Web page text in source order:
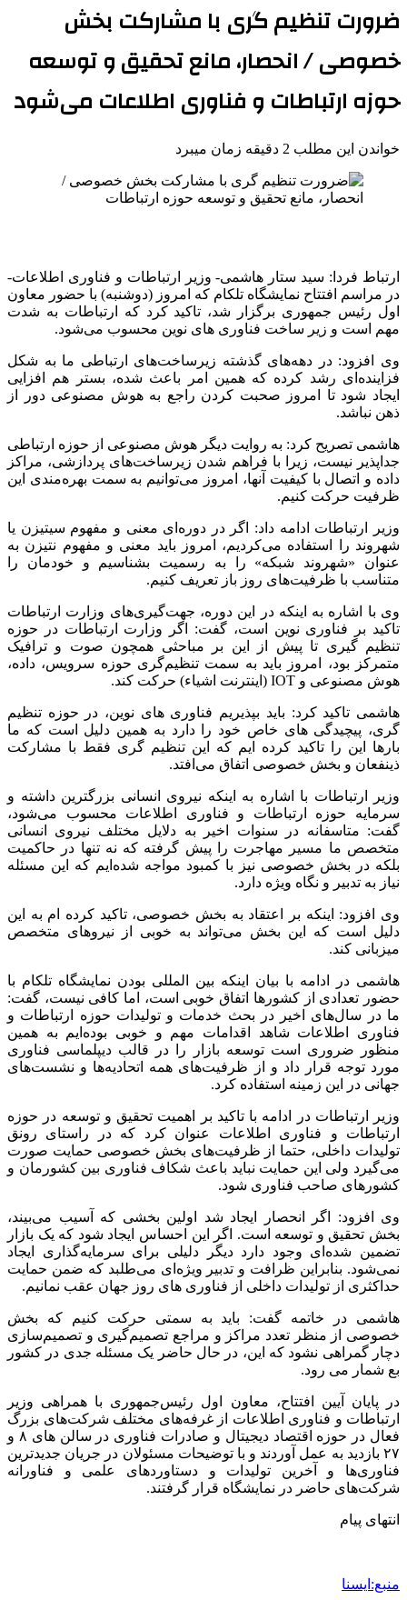
ضرورت تنظیم گری با مشارکت بخش
خصوصی ‌/ انحصار، مانع تحقیق و توسعه
حوزه ارتباطات و فناوری اطلاعات می‌شود
خواندن این مطلب 2 دقیقه زمان میبرد
ارتباط فردا: سید ستار هاشمی- وزیر ارتباطات و فناوری اطلاعات-
در مراسم افتتاح نمایشگاه تلکام که امروز (دوشنبه) با حضور معاون
اول رئیس جمهوری برگزار شد، تاکید کرد که ارتباطات به شدت
مهم است و زیر ساخت فناوری های نوین محسوب می‌شود.
وی افزود: در دهه‌های گذشته زیرساخت‌های ارتباطی ما به شکل
فزاینده‌ای رشد کرده که همین امر باعث شده، بستر هم افزایی
ایجاد شود تا امروز صحبت کردن راجع به هوش مصنوعی دور از
ذهن نباشد.
هاشمی تصریح کرد: به روایت دیگر هوش مصنوعی از حوزه ارتباطی
جداپذیر نیست، زیرا با فراهم شدن زیرساخت‌های پردازشی، مراکز
داده و اتصال با کیفیت آنها، امروز می‌توانیم به سمت بهره‌مندی این
ظرفیت حرکت کنیم.
وزیر ارتباطات ادامه داد: اگر در دوره‌ای معنی و مفهوم سیتیزن یا
شهروند را استفاده می‌کردیم، امروز باید معنی و مفهوم نتیزن به
عنوان «شهروند شبکه» را به رسمیت بشناسیم و خودمان را
متناسب با ظرفیت‌های روز باز تعریف کنیم.
وی با اشاره به اینکه در این دوره، جهت‌گیری‌های وزارت ارتباطات
تاکید بر فناوری نوین است، گفت: اگر وزارت ارتباطات در حوزه
تنظیم گیری تا پیش از این بر مباحثی همچون صوت و ترافیک
متمرکز بود، امروز باید به سمت تنظیم‌گری حوزه سرویس، داده،
هوش مصنوعی و IOT (اینترنت اشیاء) حرکت کند.
هاشمی تاکید کرد: باید بپذیریم فناوری های نوین، در حوزه تنظیم
گری، پیچیدگی های خاص خود را دارد به همین دلیل است که ما
بارها این را تاکید کرده ایم که این تنظیم گری فقط با مشارکت
ذینفعان و بخش خصوصی‌ اتفاق می‌افتد.
وزیر ارتباطات با اشاره به اینکه نیروی انسانی بزرگترین داشته و
سرمایه حوزه ارتباطات و فناوری اطلاعات محسوب می‌شود،
گفت: متاسفانه در سنوات اخیر به دلایل مختلف نیروی انسانی
متخصص ما مسیر مهاجرت را پیش گرفته که نه تنها در حاکمیت
بلکه در بخش خصوصی نیز با کمبود مواجه شده‌ایم که این مسئله
نیاز به تدبیر و نگاه ویژه دارد.
وی افزود: اینکه بر اعتقاد به بخش خصوصی، تاکید کرده ام به این
دلیل است که این بخش می‌تواند به خوبی از نیروهای متخصص
میزبانی کند.
هاشمی در ادامه با بیان اینکه بین المللی بودن نمایشگاه تلکام با
حضور تعدادی از کشورها اتفاق خوبی است، اما کافی نیست، گفت:
ما در سال‌های اخیر در بحث خدمات و تولیدات حوزه ارتباطات و
فناوری اطلاعات شاهد اقدامات مهم و خوبی بوده‌ایم به همین
منظور ضروری است توسعه بازار را در قالب دیپلماسی فناوری
مورد توجه قرار داد و از ظرفیت‌های همه اتحادیه‌ها و نشست‌های
جهانی در این زمینه استفاده کرد.
وزیر ارتباطات در ادامه با تاکید بر اهمیت تحقیق و توسعه در حوزه
ارتباطات و فناوری اطلاعات عنوان کرد که در راستای رونق
تولیدات داخلی، حتما از ظرفیت‌های بخش خصوصی حمایت صورت
می‌گیرد ولی این حمایت نباید باعث شکاف فناوری بین کشورمان و
کشورهای صاحب فناوری شود.
وی افزود: اگر انحصار ایجاد شد اولین بخشی که آسیب می‌بیند،
بخش تحقیق و توسعه است. اگر این احساس ایجاد شود که یک بازار
تضمین شده‌ای وجود دارد دیگر دلیلی برای سرمایه‌گذاری ایجاد
نمی‌شود. بنابراین ظرافت و تدبیر ویژه‌ای می‌طلبد که ضمن حمایت
حداکثری از تولیدات داخلی از فناوری های روز جهان عقب نمانیم.
هاشمی در خاتمه گفت: باید به سمتی حرکت کنیم که بخش
خصوصی از منظر تعدد مراکز و مراجع تصمیم‌گیری و تصمیم‌سازی
دچار گمراهی نشود که این، در حال حاضر یک مسئله جدی در کشور
بع شمار می رود.
در پایان آیین افتتاح، معاون اول رئیس‌جمهوری با همراهی وزیر
ارتباطات و فناوری اطلاعات از غرفه‌های مختلف شرکت‌های بزرگ
فعال در حوزه اقتصاد دیجیتال و صادرات فناوری در سالن های ۸ و
۲۷ بازدید به عمل آوردند و با توضیحات مسئولان در جریان جدیدترین
فناوری‌ها و آخرین تولیدات و دستاوردهای علمی و فناورانه
شرکت‌های حاضر در نمایشگاه قرار گرفتند.
انتهای پیام
منبع:ایسنا